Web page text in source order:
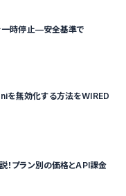
時停止—安全基準で
無効化する方法をWIRED
プラン別の価格とAPI課金